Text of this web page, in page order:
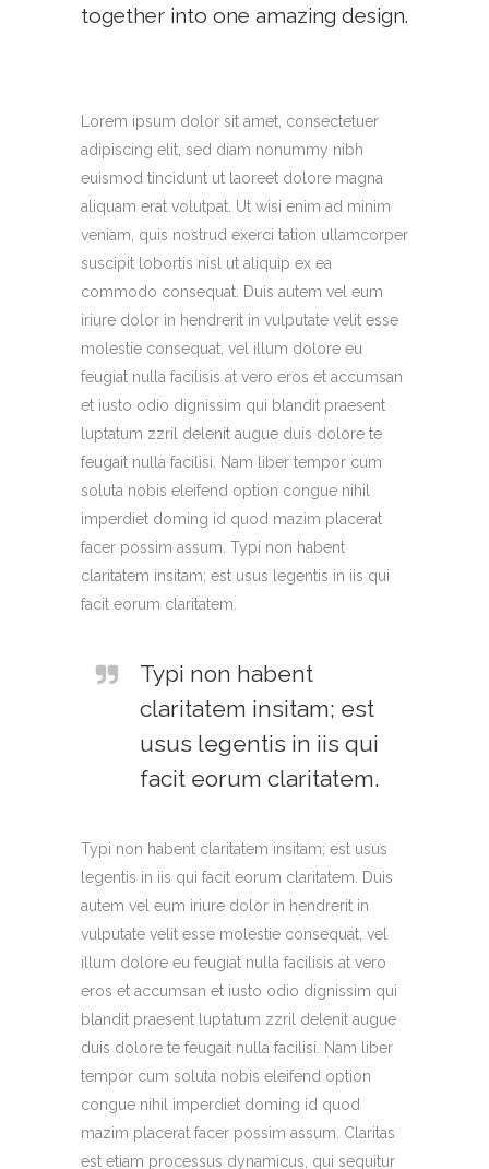
together into one amazing design.
Lorem ipsum dolor sit amet, consectetuer
adipiscing elit, sed diam nonummy nibh
euismod tincidunt ut laoreet dolore magna
aliquam erat volutpat. Ut wisi enim ad minim
veniam, quis nostrud exerci tation ullamcorper
suscipit lobortis nisl ut aliquip ex ea
commodo consequat. Duis autem vel eum
iriure dolor in hendrerit in vulputate velit esse
molestie consequat, vel illum dolore eu
feugiat nulla facilisis at vero eros et accumsan
et iusto odio dignissim qui blandit praesent
luptatum zzril delenit augue duis dolore te
feugait nulla facilisi. Nam liber tempor cum
soluta nobis eleifend option congue nihil
imperdiet doming id quod mazim placerat
facer possim assum. Typi non habent
claritatem insitam; est usus legentis in iis qui
facit eorum claritatem.
Typi non habent
claritatem insitam; est
usus legentis in iis qui
facit eorum claritatem.
Typi non habent claritatem insitam; est usus
legentis in iis qui facit eorum claritatem. Duis
autem vel eum iriure dolor in hendrerit in
vulputate velit esse molestie consequat, vel
illum dolore eu feugiat nulla facilisis at vero
eros et accumsan et iusto odio dignissim qui
blandit praesent luptatum zzril delenit augue
duis dolore te feugait nulla facilisi. Nam liber
tempor cum soluta nobis eleifend option
congue nihil imperdiet doming id quod
mazim placerat facer possim assum. Claritas
est etiam processus dynamicus, qui sequitur